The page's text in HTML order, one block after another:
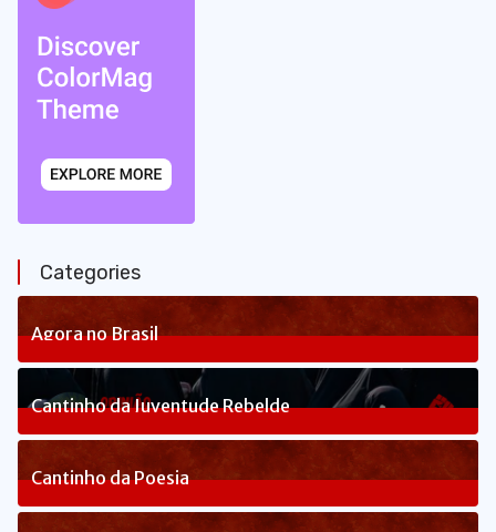
Categories
Agora no Brasil
236Posts
Cantinho da Juventude Rebelde
3Posts
Cantinho da Poesia
1Posts